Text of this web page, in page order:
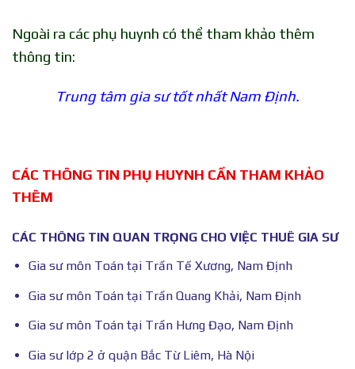
Ngoài ra các phụ huynh có thể tham khảo thêm
thông tin:
Trung tâm gia sư tốt nhất Nam Định.
CÁC THÔNG TIN PHỤ HUYNH CẦN THAM KHẢO
THÊM
CÁC THÔNG TIN QUAN TRỌNG CHO VIỆC THUÊ GIA SƯ
Gia sư môn Toán tại Trần Tế Xương, Nam Định
Gia sư môn Toán tại Trần Quang Khải, Nam Định
Gia sư môn Toán tại Trần Hưng Đạo, Nam Định
Gia sư lớp 2 ở quận Bắc Từ Liêm, Hà Nội